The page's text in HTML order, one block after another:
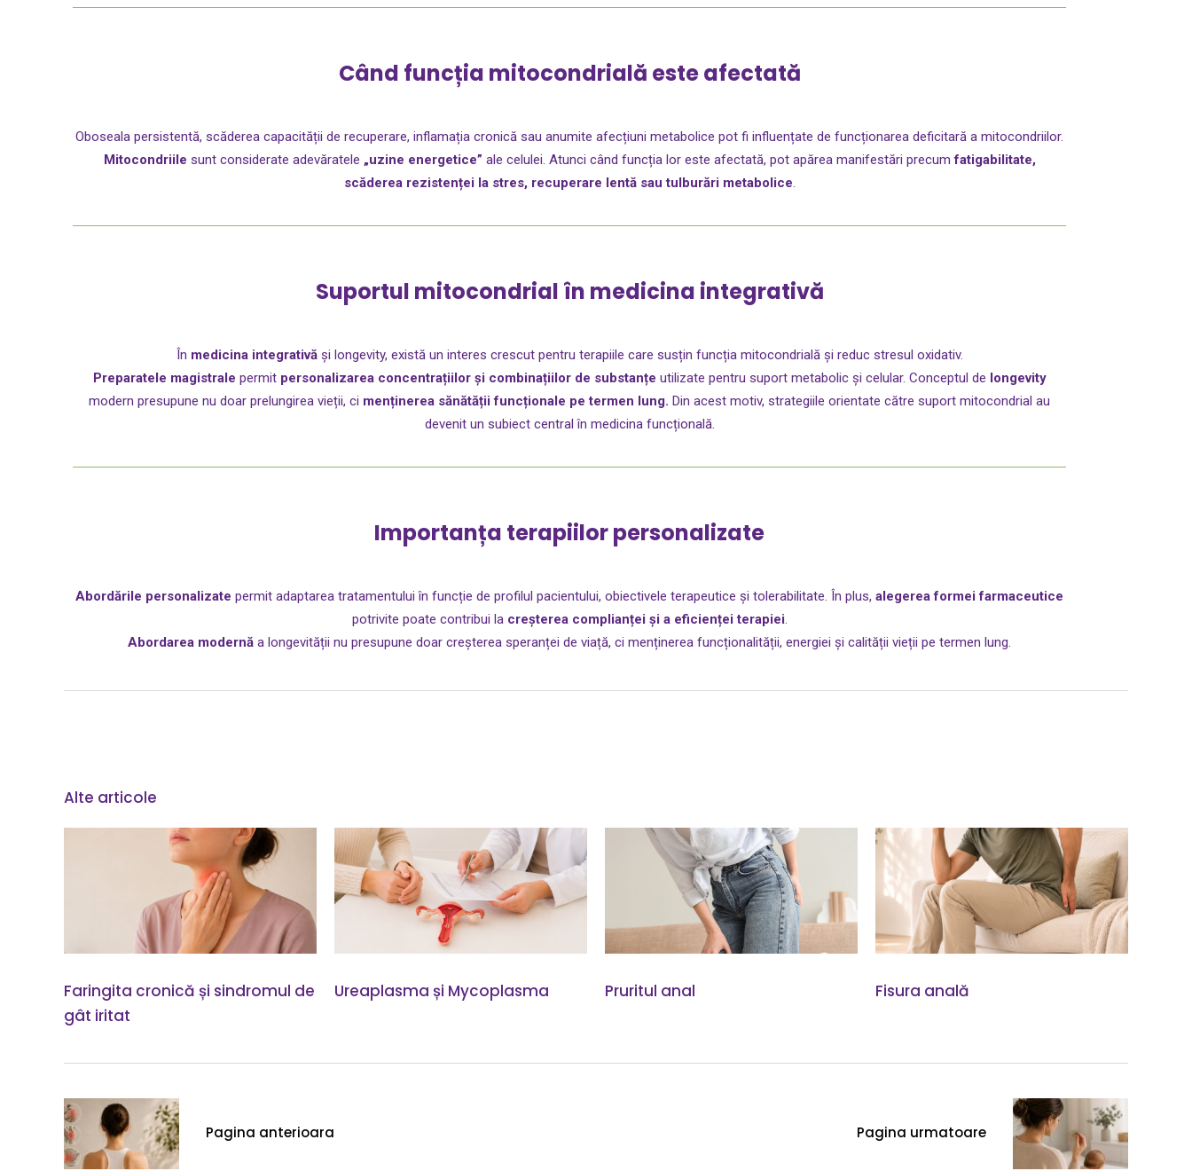
Când funcția mitocondrială este afectată
Oboseala persistentă, scăderea capacității de recuperare, inflamația cronică sau anumite afecțiuni metabolice pot fi influențate de funcționarea deficitară a mitocondriilor.
Mitocondriile sunt considerate adevăratele „uzine energetice” ale celulei. Atunci când funcția lor este afectată, pot apărea manifestări precumfatigabilitate,
scăderea rezistenței la stres, recuperare lentă sau tulburări metabolice.
Suportul mitocondrial în medicina integrativă
În medicina integrativăși longevity, există un interes crescut pentru terapiile care susțin funcția mitocondrială și reduc stresul oxidativ.
Preparatele magistrale permit personalizarea concentrațiilor și combinațiilor de substanțe utilizate pentru suport metabolic și celular. Conceptul de longevity
modern presupune nu doar prelungirea vieții, ci menținerea sănătății funcționale pe termen lung. Din acest motiv, strategiile orientate către suport mitocondrial au
devenit un subiect central în medicina funcțională.
Importanța terapiilor personalizate
Abordările personalizate permit adaptarea tratamentului în funcție de profilul pacientului, obiectivele terapeutice și tolerabilitate. În plus, alegerea formei farmaceutice
potrivite poate contribui la creșterea complianței și a eficienței terapiei.
Abordarea modernă a longevității nu presupune doar creșterea speranței de viață, ci menținerea funcționalității, energiei și calității vieții pe termen lung.
Alte articole
Faringita cronică și sindromul de
gât iritat
Ureaplasma și Mycoplasma Pruritul anal Fisura anală
Pagina anterioara Pagina urmatoare